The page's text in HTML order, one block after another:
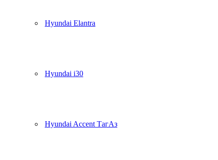
Hyundai Elantra
Hyundai i30
Hyundai Accent ТагАз